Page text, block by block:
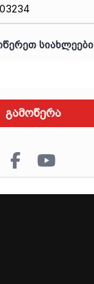
ᲡᲘᲐᲮᲚᲔᲔᲑᲘ
გამოწერა